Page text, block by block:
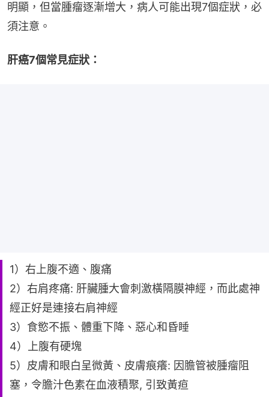
明顯，但當腫瘤逐漸增大，病人可能出現7個症狀，必
須注意。
肝癌7個常見症狀：
1）右上腹不適、腹痛
2）右肩疼痛: 肝臟腫大會刺激橫隔膜神經，而此處神
經正好是連接右肩神經
3）食慾不振、體重下降、惡心和昏睡
4）上腹有硬塊
5）皮膚和眼白呈微黃、皮膚痕癢: 因膽管被腫瘤阻
塞，令膽汁色素在血液積聚, 引致黃疸